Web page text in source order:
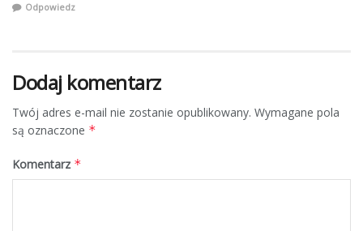
Odpowiedz
Dodaj komentarz
Twój adres e-mail nie zostanie opublikowany. Wymagane pola
są oznaczone *
Komentarz *